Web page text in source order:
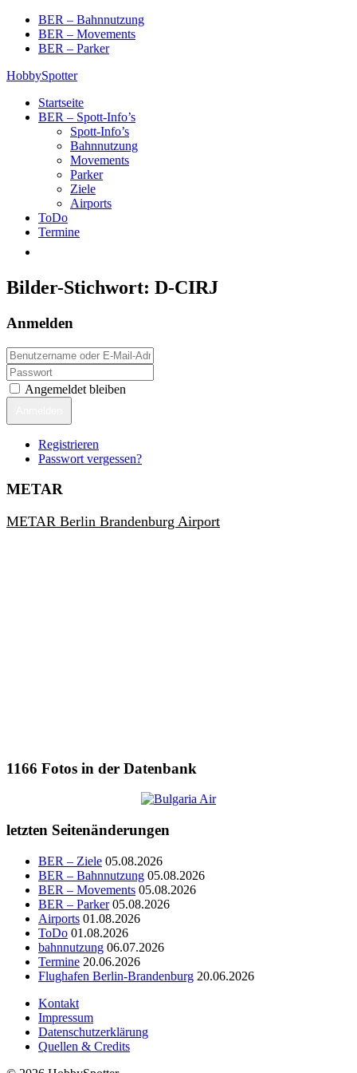
Skip
content
BER – Bahnnutzung
BER – Movements
BER – Parker
HobbySpotter
Startseite
BER – Spott-Info’s
Spott-Info’s
Bahnnutzung
Movements
Parker
Ziele
Airports
ToDo
Termine
Bilder-Stichwort: D-CIRJ
Anmelden
Angemeldet bleiben
Registrieren
Passwort vergessen?
METAR
METAR Berlin Brandenburg Airport
1166 Fotos in der Datenbank
letzten Seitenänderungen
BER – Ziele 05.08.2026
BER – Bahnnutzung 05.08.2026
BER – Movements 05.08.2026
BER – Parker 05.08.2026
Airports 01.08.2026
ToDo 01.08.2026
bahnnutzung 06.07.2026
Termine 20.06.2026
Flughafen Berlin-Brandenburg 20.06.2026
Kontakt
Impressum
Datenschutzerklärung
Quellen & Credits